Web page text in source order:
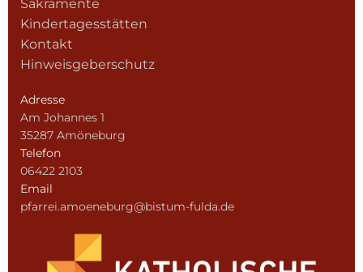
Sakramente
Kindertagesstätten
Kontakt
Hinweisgeberschutz
Adresse
Am Johannes 1
35287 Amöneburg
Telefon
06422 2103
Email
pfarrei.amoeneburg@bistum-fulda.de